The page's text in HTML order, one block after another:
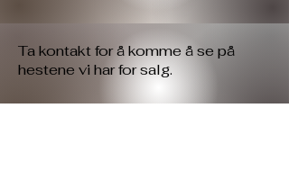
Ta kontakt for å komme å se på
hestene vi har for salg.